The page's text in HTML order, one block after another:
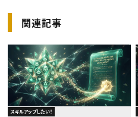
関連記事
スキルアップしたい！